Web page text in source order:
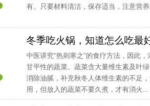
有。只要材料清洁，保存适当，注意营
冬季吃火锅，知道怎么吃最
中医讲究“热则寒之”的食疗方法，因此
甘平性的蔬菜。蔬菜含大量维生素及叶
消除油腻，补充秋冬人体维生素的不足
用，但放入的蔬菜不要久煮，才有消火...